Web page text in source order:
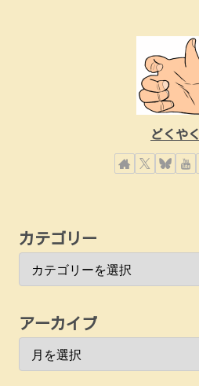
どくやく
カテゴリー
アーカイブ